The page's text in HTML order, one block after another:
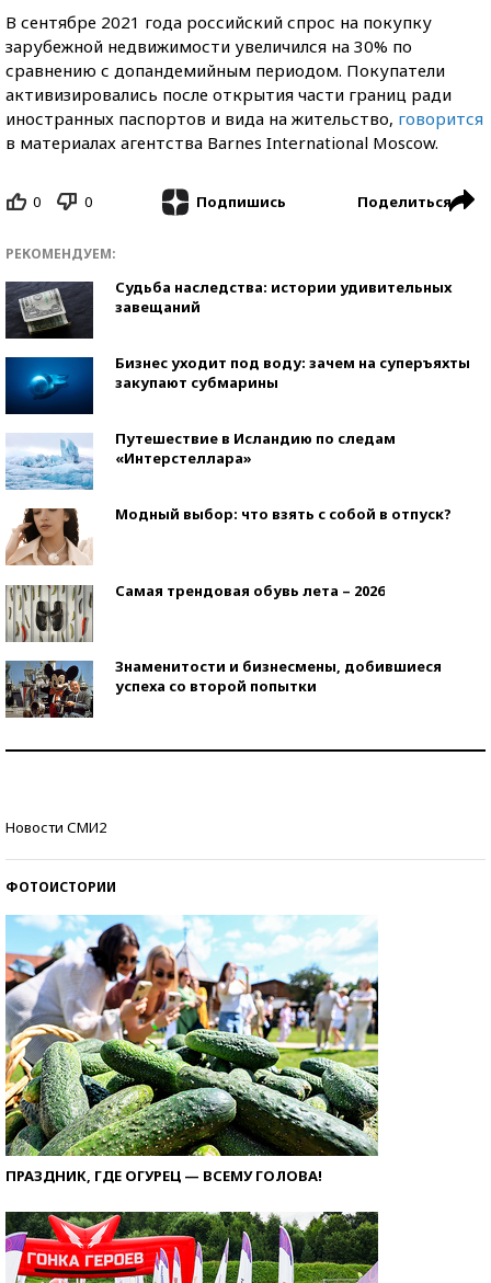
В сентябре 2021 года российский спрос на покупку
зарубежной недвижимости увеличился на 30% по
сравнению с допандемийным периодом. Покупатели
активизировались после открытия части границ ради
иностранных паспортов и вида на жительство, говорится
в материалах агентства Barnes International Moscow.
0 0 Подпишись Поделиться
РЕКОМЕНДУЕМ:
Судьба наследства: истории удивительных
завещаний
Бизнес уходит под воду: зачем на суперъяхты
закупают субмарины
Путешествие в Исландию по следам
«Интерстеллара»
Модный выбор: что взять с собой в отпуск?
Самая трендовая обувь лета – 2026
Знаменитости и бизнесмены, добившиеся
успеха со второй попытки
Новости СМИ2
ФОТОИСТОРИИ
ПРАЗДНИК, ГДЕ ОГУРЕЦ — ВСЕМУ ГОЛОВА!